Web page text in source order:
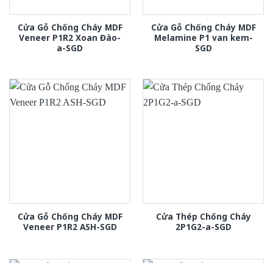
Cửa Gỗ Chống Cháy MDF
Veneer P1R2 Xoan Đào-
a-SGD
Cửa Gỗ Chống Cháy MDF
Melamine P1 van kem-
SGD
Cửa Gỗ Chống Cháy MDF
Veneer P1R2 ASH-SGD
Cửa Thép Chống Cháy
2P1G2-a-SGD